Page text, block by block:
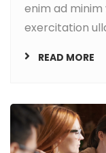
enim ad minim
exercitation
READ MORE